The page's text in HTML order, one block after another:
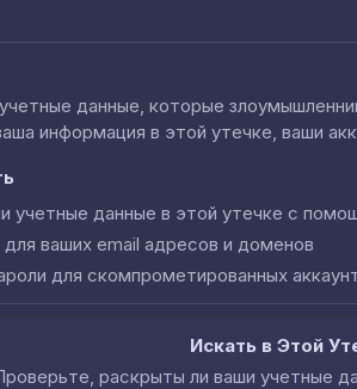
данные, которые
информация в этой утечке, ваши
учетные данные в этой утечке с
ваших email адресов и доменов
для скомпрометированных
Искать в Этой
раскрыты ли ваши учетные